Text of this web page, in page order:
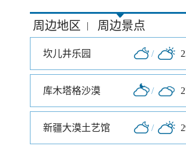
周边地区 | 周边景点
坎儿井乐园 /
库木塔格沙漠 /
新疆大漠土艺馆 /